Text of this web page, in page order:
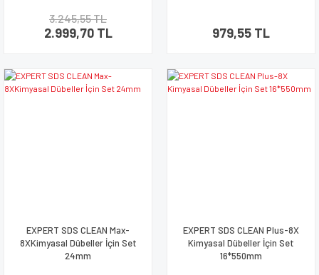
3.245,55 TL
2.999,70 TL 979,55 TL
EXPERT SDS CLEAN Max-
8XKimyasal Dübeller İçin Set
24mm
EXPERT SDS CLEAN Plus-8X
Kimyasal Dübeller İçin Set
16*550mm